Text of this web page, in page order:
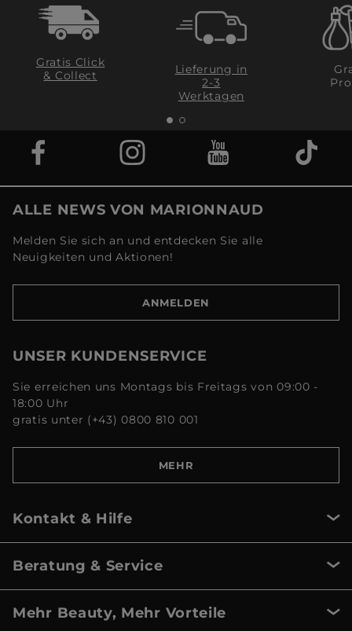
Gratis Click
& Collect
Lieferung in
2-3
Werktagen
ALLE NEWS VON MARIONNAUD
Melden Sie sich an und entdecken Sie alle
Neuigkeiten und Aktionen!
ANMELDEN
UNSER KUNDENSERVICE
Sie erreichen uns Montags bis Freitags von 09:00 -
18:00 Uhr
gratis unter (+43) 0800 810 001
MEHR
Kontakt & Hilfe
Beratung & Service
Mehr Beauty, Mehr Vorteile